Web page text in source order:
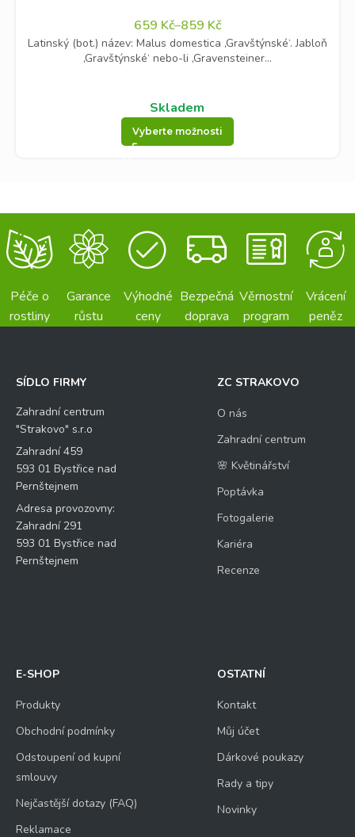
659 Kč–859 Kč
Latinský (bot.) název: Malus domestica ‚Gravštýnské‘. Jabloň
‚Gravštýnské‘ nebo-li ‚Gravensteiner...
Skladem
Vyberte možnosti
Péče o
rostliny
Garance
růstu
Výhodné
ceny
Bezpečná
doprava
Věrnostní
program
Vrácení
peněz
SÍDLO FIRMY
Zahradní centrum
"Strakovo" s.r.o
Zahradní 459
593 01 Bystřice nad
Pernštejnem
Adresa provozovny:
Zahradní 291
593 01 Bystřice nad
Pernštejnem
ZC STRAKOVO
O nás
Zahradní centrum
🌸 Květinářství
Poptávka
Fotogalerie
Kariéra
Recenze
E-SHOP
Produkty
Obchodní podmínky
Odstoupení od kupní
smlouvy
Nejčastější dotazy (FAQ)
Reklamace
OSTATNÍ
Kontakt
Můj účet
Dárkové poukazy
Rady a tipy
Novinky